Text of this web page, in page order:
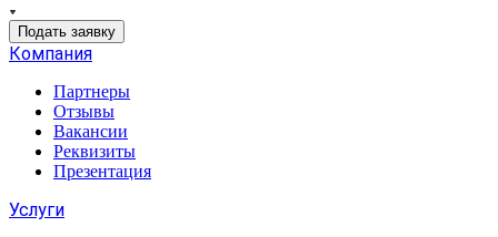
Подать заявку
Компания
Партнеры
Отзывы
Вакансии
Реквизиты
Презентация
Услуги